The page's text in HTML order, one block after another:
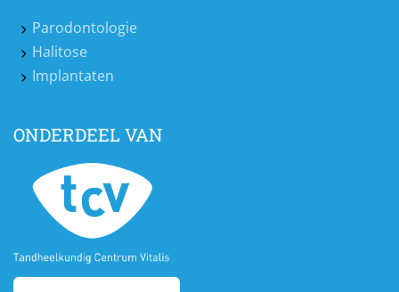
Parodontologie
Halitose
Implantaten
ONDERDEEL VAN